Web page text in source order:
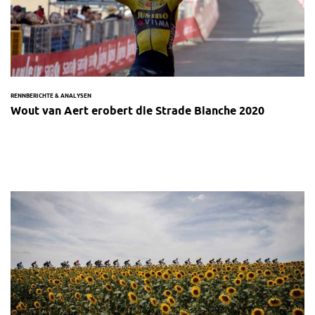
RENNBERICHTE & ANALYSEN
Wout van Aert erobert die Strade Bianche 2020